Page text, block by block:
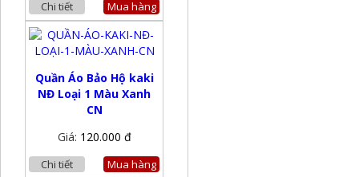
Chi tiết Mua hàng
Quần Áo Bảo Hộ kaki
NĐ Loại 1 Màu Xanh
CN
Giá: 120.000 đ
Chi tiết Mua hàng